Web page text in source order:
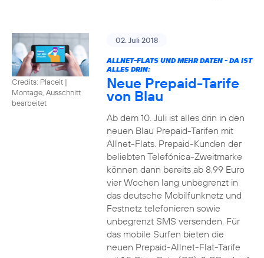
Credits: Placeit |
Montage, Ausschnitt
bearbeitet
02. Juli 2018
ALLNET-FLATS UND MEHR DATEN - DA IST
ALLES DRIN:
Neue Prepaid-Tarife
von Blau
Ab dem 10. Juli ist alles drin in den
neuen Blau Prepaid-Tarifen mit
Allnet-Flats. Prepaid-Kunden der
beliebten Telefónica-Zweitmarke
können dann bereits ab 8,99 Euro
vier Wochen lang unbegrenzt in
das deutsche Mobilfunknetz und
Festnetz telefonieren sowie
unbegrenzt SMS versenden. Für
das mobile Surfen bieten die
neuen Prepaid-Allnet-Flat-Tarife